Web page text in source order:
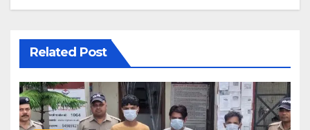
Related Post